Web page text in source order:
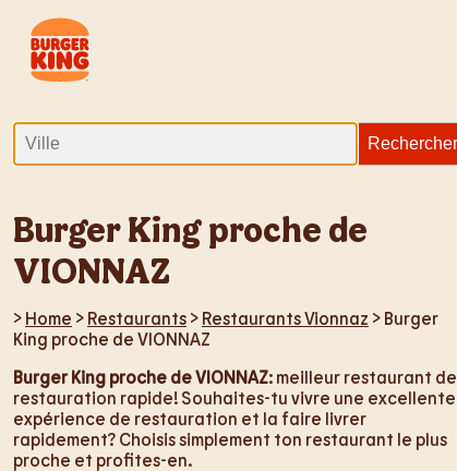
Burger King proche de
VIONNAZ
> Home > Restaurants > Restaurants Vionnaz > Burger
King proche de VIONNAZ
Burger King proche de VIONNAZ: meilleur restaurant de
restauration rapide! Souhaites-tu vivre une excellente
expérience de restauration et la faire livrer
rapidement? Choisis simplement ton restaurant le plus
proche et profites-en.